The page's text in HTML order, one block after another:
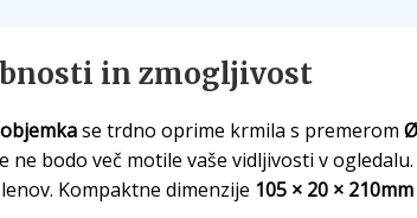
in zmogljivost
se trdno oprime krmila s premerom
ne bodo več motile vaše vidljivosti v ogledalu.
Kompaktne dimenzije 105 × 20 × 210mm